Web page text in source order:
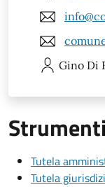
Gino Di
Tutela
Tutela